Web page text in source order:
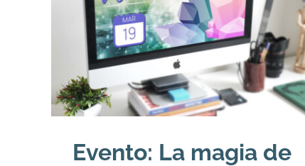
Evento: La magia de